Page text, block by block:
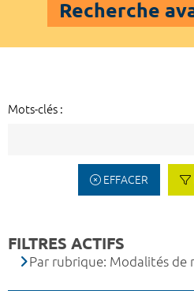
Recherche
Mots-clés :
EFFACER
FILTRES ACTIFS
Par rubrique: Modalités de